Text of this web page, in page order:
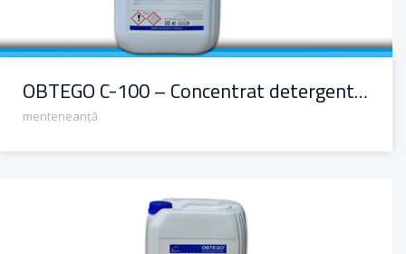
OBTEGO C-100 – Concentrat detergent pH neutru pentru curățenia zilnică
menteneanță